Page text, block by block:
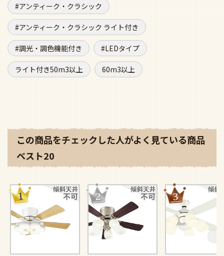
アンティーク・クラシック
アンティーク・クラシック ライト付き
調光・調色機能付き LEDタイプ
ライト付き50m3以上 60m3以上
この商品をチェックした人がよく見ている商品
ベスト20